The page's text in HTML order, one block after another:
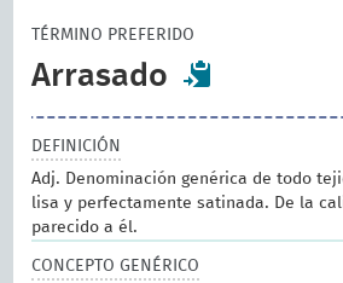
TÉRMINO PREFERIDO
Arrasado
DEFINICIÓN
Adj. Denominación genérica de todo
lisa y perfectamente satinada. De la
parecido a él.
CONCEPTO GENÉRICO